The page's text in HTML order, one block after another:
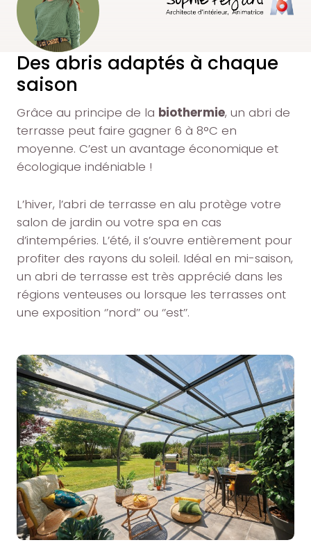
Des abris adaptés à chaque
saison
Grâce au principe de la biothermie, un abri de
terrasse peut faire gagner 6 à 8°C en
moyenne. C’est un avantage économique et
écologique indéniable !
L’hiver, l’abri de terrasse en alu protège votre
salon de jardin ou votre spa en cas
d’intempéries. L’été, il s’ouvre entièrement pour
profiter des rayons du soleil. Idéal en mi-saison,
un abri de terrasse est très apprécié dans les
régions venteuses ou lorsque les terrasses ont
une exposition ‘’nord’’ ou ‘’est’’.